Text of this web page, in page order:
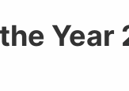
Year